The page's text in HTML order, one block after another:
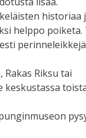
historiaa
helppo poiketa.
Riksu tai
keskustassa